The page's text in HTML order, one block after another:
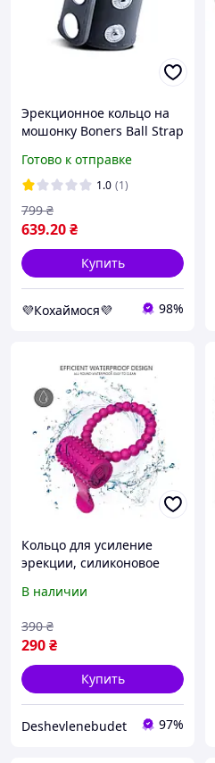
Эрекционное кольцо на
мошонку Boners Ball Strap
регулируемый диаметр, 2
3 см.
Готово к отправке
1.0 (1)
639.20₴
799 ₴
Купить
💜Кохаймося💜 98%
Кольцо для усиление
эрекции, силиконовое
вибрацией
В наличии
290₴
390 ₴
Купить
Deshevlenebudet 97%